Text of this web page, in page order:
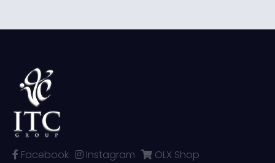
Facebook Instagram
OLX Shop